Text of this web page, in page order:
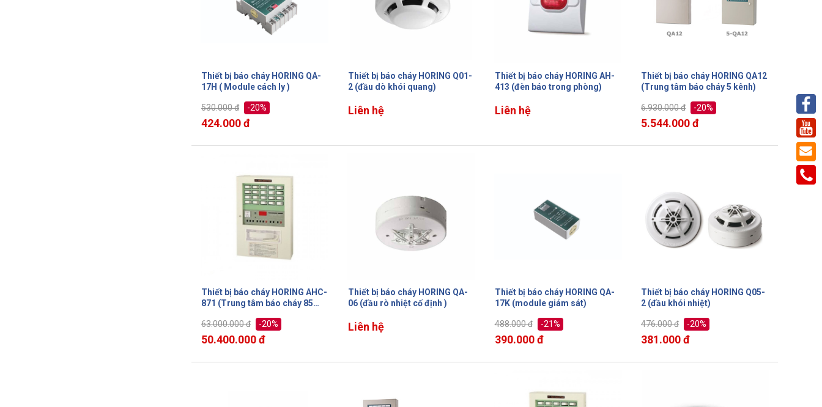
Thiết bị báo cháy HORING QA-
17H ( Module cách ly )
530.000 đ -20%
424.000 đ
Thiết bị báo cháy HORING Q01-
2 (đầu dò khói quang)
Liên hệ
Thiết bị báo cháy HORING AH-
413 (đèn báo trong phòng)
Liên hệ
Thiết bị báo cháy HORING QA12
(Trung tâm báo cháy 5 kênh)
6.930.000 đ -20%
5.544.000 đ
Thiết bị báo cháy HORING AHC-
871 (Trung tâm báo cháy 85
63.000.000 đ
-20%
50.400.000 đ
Thiết bị báo cháy HORING QA-
06 (đầu rò nhiệt cố định )
Liên hệ
Thiết bị báo cháy HORING QA-
17K (module giám sát)
488.000 đ -21%
390.000 đ
Thiết bị báo cháy HORING Q05-
2 (đầu khói nhiệt)
476.000 đ -20%
381.000 đ